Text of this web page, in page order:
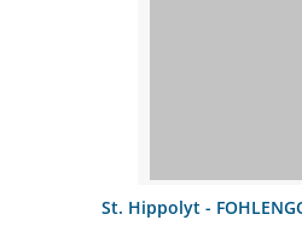
St. Hippolyt -